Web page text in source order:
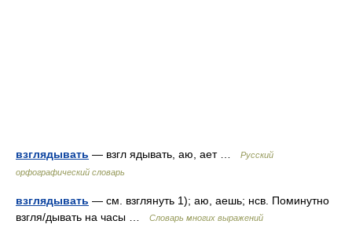
взглядывать — взгл ядывать, аю, ает …
Русский
орфографический словарь
взглядывать — см. взглянуть 1); аю, аешь; нсв. Поминутно
взгля/дывать на часы …
Словарь многих выражений